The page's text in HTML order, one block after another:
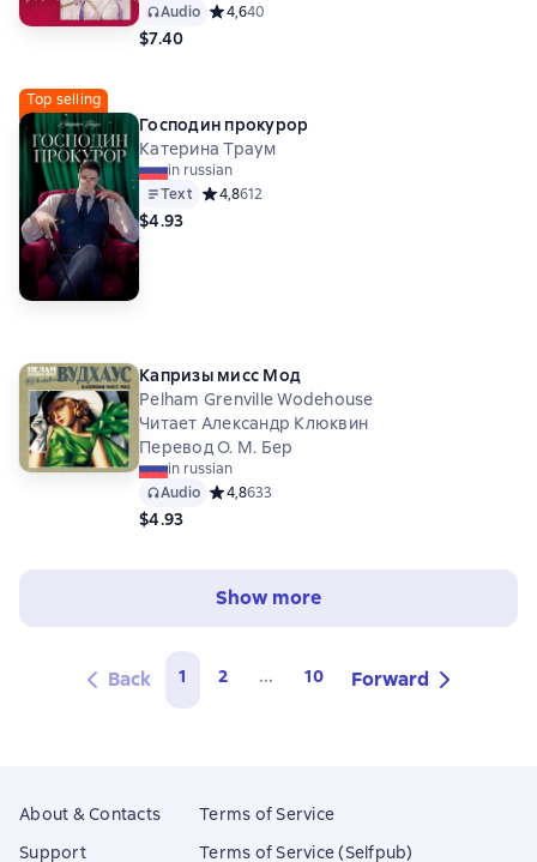
Audio Средний рейтинг 4,6 на основе 40 оценок
4,640
$7.40
Top selling
Господин прокурор
Катерина Траум
in russian
Text Средний рейтинг 4,8 на основе 612 оценок
4,8612
$4.93
Капризы мисс Мод
Pelham Grenville Wodehouse
Читает Александр Клюквин
Перевод О. М. Бер
in russian
Audio Средний рейтинг 4,8 на основе 633 оценок
4,8633
$4.93
Show more
Back 1 2 ... 10 Forward
About & Contacts
Support
Terms of Service
Terms of Service (Selfpub)